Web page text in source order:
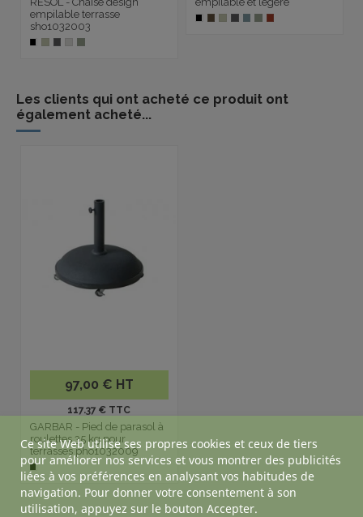
empilable terrasse
sho1032003
Les clients qui ont acheté ce produit ont
également acheté...
97,00 € HT
117.37 € TTC
GARBAR - Pied de parasol à
roulettes 35 kg pour
terrasses pho1032009
Ce site Web utilise ses propres cookies et ceux de tiers
pour améliorer nos services et vous montrer des publicités
liées à vos préférences en analysant vos habitudes de
navigation. Pour donner votre consentement à son
utilisation, appuyez sur le bouton Accepter.